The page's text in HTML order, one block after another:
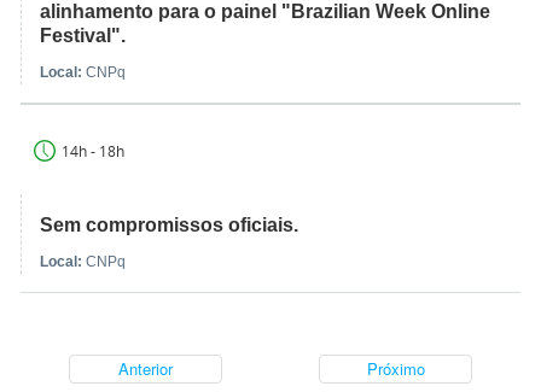
alinhamento para o painel "Brazilian Week Online
Festival".
Local: CNPq
14h - 18h
Sem compromissos oficiais.
Local: CNPq
Anterior Próximo